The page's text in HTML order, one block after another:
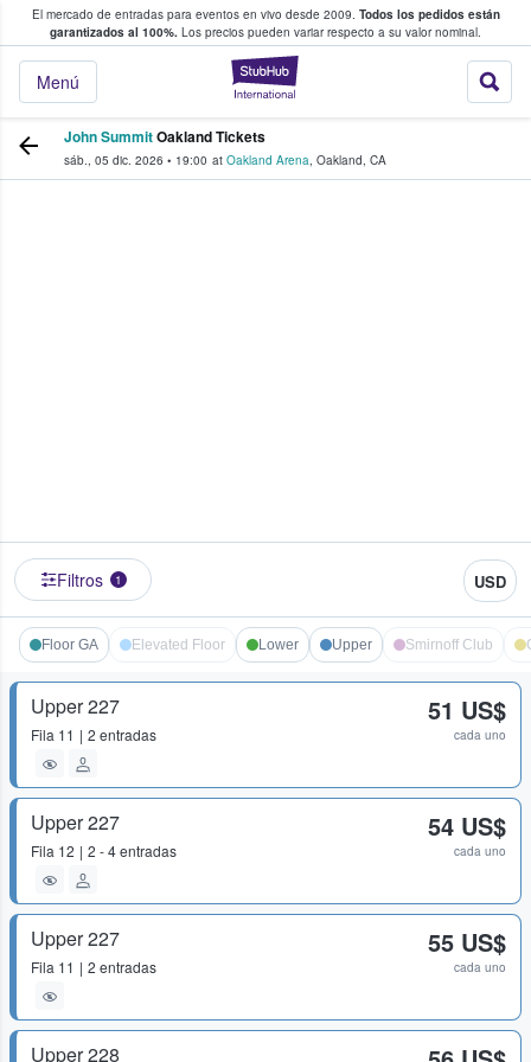
El mercado de entradas para eventos en vivo desde 2009. Todos los pedidos están
garantizados al 100%. Los precios pueden variar respecto a su valor nominal.
StubHub:
Menú
y venta de entradas entre fans
John SummitOakland Tickets
sáb., 05 dic. 2026 • 19:00 at Oakland Arena, Oakland, CA
Filtros 1 USD
Floor GA Elevated Floor Lower Upper Smirnoff Club
Upper 227
Fila 11 2 entradas
51 US$
cada uno
Upper 227
Fila 12 2 - 4 entradas
54 US$
cada uno
Upper 227
Fila 11 2 entradas
55 US$
cada uno
Upper 228